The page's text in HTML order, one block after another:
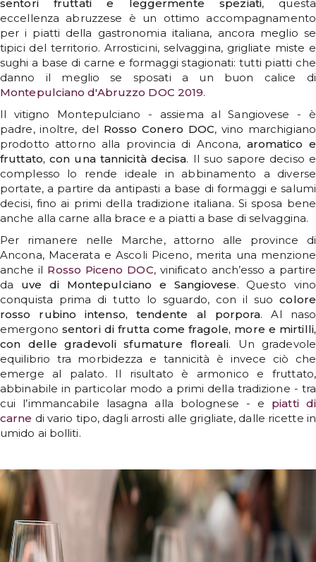
sentori fruttati e leggermente speziati, questa
eccellenza abruzzese è un ottimo accompagnamento
per i piatti della gastronomia italiana, ancora meglio se
tipici del territorio. Arrosticini, selvaggina, grigliate miste e
sughi a base di carne e formaggi stagionati: tutti piatti che
danno il meglio se sposati a un buon calice di
Montepulciano d'Abruzzo DOC 2019.
Il vitigno Montepulciano - assiema al Sangiovese - è
padre, inoltre, del Rosso Conero DOC, vino marchigiano
prodotto attorno alla provincia di Ancona, aromatico e
fruttato, con una tannicità decisa. Il suo sapore deciso e
complesso lo rende ideale in abbinamento a diverse
portate, a partire da antipasti a base di formaggi e salumi
decisi, fino ai primi della tradizione italiana. Si sposa bene
anche alla carne alla brace e a piatti a base di selvaggina.
Per rimanere nelle Marche, attorno alle province di
Ancona, Macerata e Ascoli Piceno, merita una menzione
anche il Rosso Piceno DOC, vinificato anch’esso a partire
da uve di Montepulciano e Sangiovese. Questo vino
conquista prima di tutto lo sguardo, con il suocolore
rosso rubino intenso, tendente al porpora. Al naso
emergono sentori di frutta come fragole, more e mirtilli,
con delle gradevoli sfumature floreali. Un gradevole
equilibrio tra morbidezza e tannicità è invece ciò che
emerge al palato. Il risultato è armonico e fruttato,
abbinabile in particolar modo a primi della tradizione - tra
cui l’immancabile lasagna alla bolognese - e piatti di
carne di vario tipo, dagli arrosti alle grigliate, dalle ricette in
umido ai bolliti.